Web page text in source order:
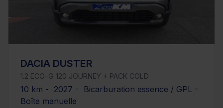
mesure. Prêt à trouver votre prochain compagnon de
route ? Explorez dès maintenant toutes nos annonces
DACIA DUSTER
1.2 ECO-G 120 JOURNEY + PACK COLD
10 km - 2027 - Bicarburation essence / GPL -
Boîte manuelle